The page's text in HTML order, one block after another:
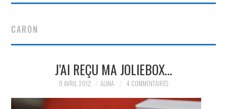
PARTAGER MES
CARON
J’AI REÇU MA JOLIEBOX…
9 AVRIL 2012 ALINA 4 COMMENTAIRES